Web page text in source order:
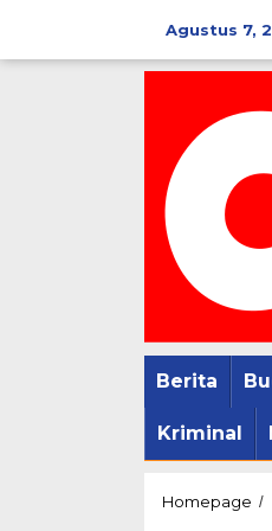
konten
Agustus 7,
Berita
Kriminal
Homepage /